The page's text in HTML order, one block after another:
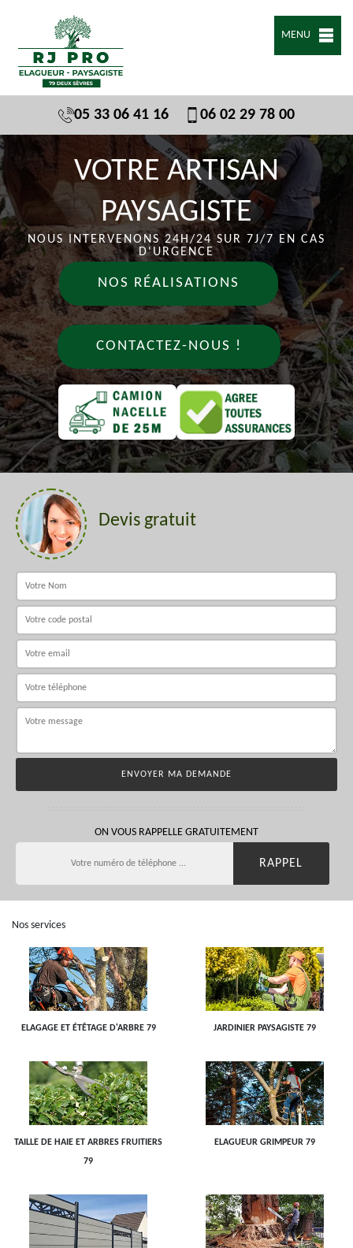
MENU
05 33 06 41 16 06 02 29 78 00
VOTRE ARTISAN
PAYSAGISTE
NOUS INTERVENONS 24H/24 SUR 7J/7 EN CAS
D'URGENCE
NOS RÉALISATIONS
CONTACTEZ-NOUS !
Devis gratuit
ON VOUS RAPPELLE GRATUITEMENT
Nos services
ELAGAGE ET ÉTÊTAGE D'ARBRE 79 JARDINIER PAYSAGISTE 79
TAILLE DE HAIE ET ARBRES FRUITIERS
79
ELAGUEUR GRIMPEUR 79